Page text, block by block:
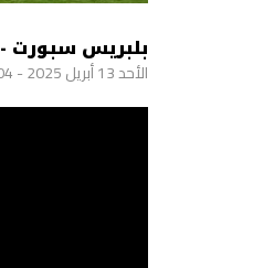
بلبريس سبورت - mustafa.ouhssaine
الأحد 13 أبريل 2025 - 01:04